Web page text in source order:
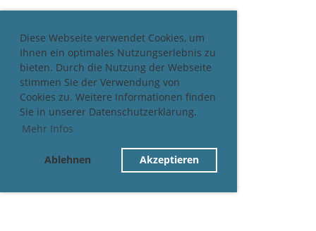
Diese Webseite verwendet Cookies, um
Ihnen ein optimales Nutzungserlebnis zu
bieten. Durch die Nutzung der Webseite
stimmen Sie der Verwendung von
Cookies zu. Weitere Informationen finden
Sie in unserer Datenschutzerklärung.
Mehr Infos
Ablehnen Akzeptieren